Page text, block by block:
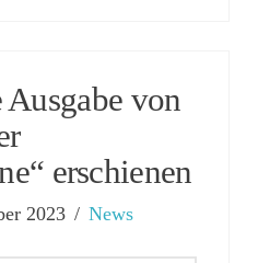
von
erschienen
2023 News